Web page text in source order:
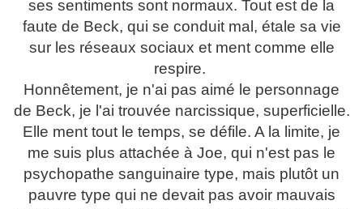
ses sentiments sont normaux. Tout est de la
faute de Beck, qui se conduit mal, étale sa vie
sur les réseaux sociaux et ment comme elle
respire.
Honnêtement, je n'ai pas aimé le personnage
de Beck, je l'ai trouvée narcissique, superficielle.
Elle ment tout le temps, se défile. A la limite, je
me suis plus attachée à Joe, qui n'est pas le
psychopathe sanguinaire type, mais plutôt un
pauvre type qui ne devait pas avoir mauvais